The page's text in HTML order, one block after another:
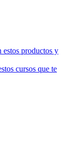
estos productos y
cursos que te